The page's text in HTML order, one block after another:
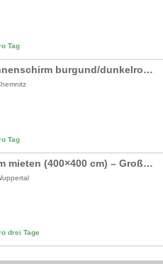
Tag
Schirm Sonnenschirm burgund/dunkelrot/bordaux d=3m
Tag
Marktschirm mieten (400×400 cm) – Großer Sonnenschirm in Weiß inkl. 40kg Ständer
drei Tage